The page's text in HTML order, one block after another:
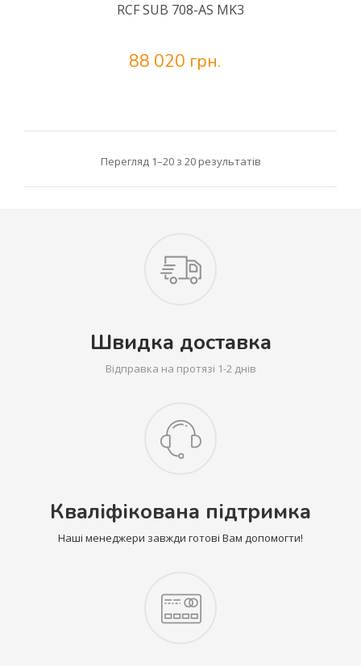
RCF SUB 708-AS MK3
88 020 грн.
Перегляд 1–20 з 20 результатів
Швидка доставка
Відправка на протязі 1-2 днів
Кваліфікована підтримка
Наші менеджери завжди готові Вам допомогти!